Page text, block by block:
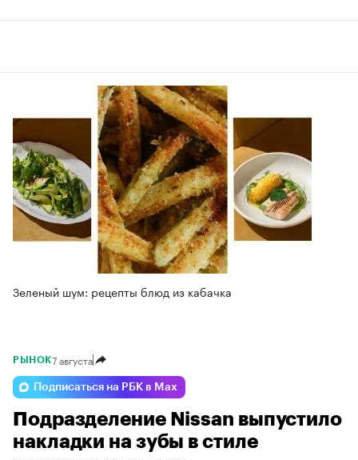
Зеленый шум: рецепты блюд из кабачка
РЫНОК7 августа
Подписаться на РБК в Max
Подразделение Nissan выпустило
накладки на зубы в стиле